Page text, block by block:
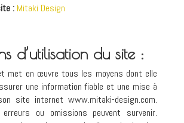
:Mitaki Design
d’utilisation du site :
met en œuvre tous les moyens dont elle
une information fiable et une mise à
site internet www.mitaki-design.com.
ou omissions peuvent survenir.